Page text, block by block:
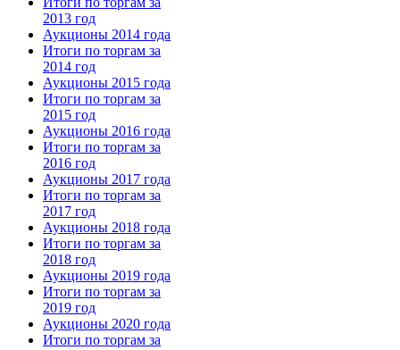
2013 год
Аукционы 2014 года
Итоги по торгам за
2014 год
Аукционы 2015 года
Итоги по торгам за
2015 год
Аукционы 2016 года
Итоги по торгам за
2016 год
Аукционы 2017 года
Итоги по торгам за
2017 год
Аукционы 2018 года
Итоги по торгам за
2018 год
Аукционы 2019 года
Итоги по торгам за
2019 год
Аукционы 2020 года
Итоги по торгам за